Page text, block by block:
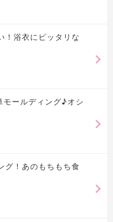
！浴衣にピッタリな
ールディング♪オシ
グ！あのもちもち食